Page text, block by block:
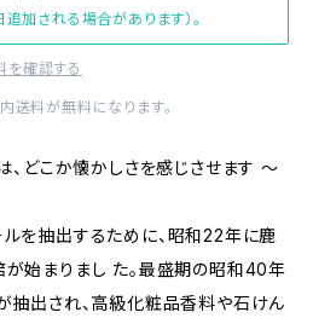
加される場合があります）。
を確認する
料が無料になります。
、どこか懐かしさを感じさせます 〜
を抽出するために、昭和22年に鹿
始まりまし た。最盛期の昭和40年
抽出され、高級化粧品香料や石けん